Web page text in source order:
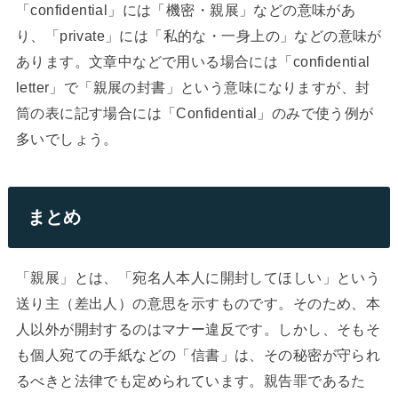
「confidential」には「機密・親展」などの意味があ
り、「private」には「私的な・一身上の」などの意味が
あります。文章中などで用いる場合には「confidential
letter」で「親展の封書」という意味になりますが、封
筒の表に記す場合には「Confidential」のみで使う例が
多いでしょう。
まとめ
「親展」とは、「宛名人本人に開封してほしい」という
送り主（差出人）の意思を示すものです。そのため、本
人以外が開封するのはマナー違反です。しかし、そもそ
も個人宛ての手紙などの「信書」は、その秘密が守られ
るべきと法律でも定められています。親告罪であるた